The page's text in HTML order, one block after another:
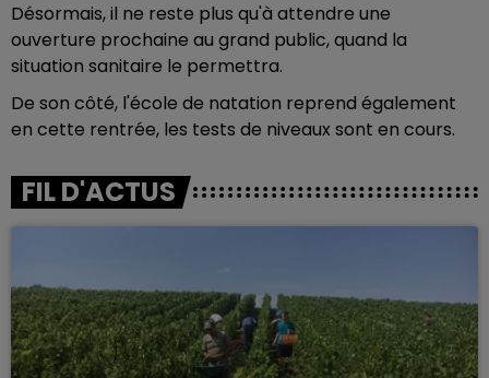
Désormais, il ne reste plus qu'à attendre une
ouverture prochaine au grand public, quand la
situation sanitaire le permettra.
De son côté, l'école de natation reprend également
en cette rentrée, les tests de niveaux sont en cours.
FIL D'ACTUS